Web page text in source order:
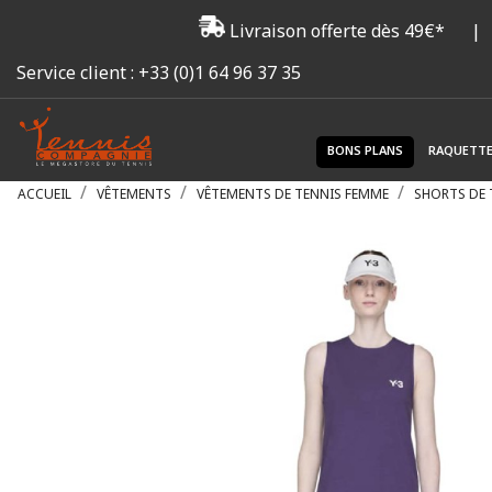
Livraison offerte dès 49€*
|
Service client : +33 (0)1 64 96 37 35
BONS PLANS
ACCUEIL VÊTEMENTS VÊTEMENTS DE TENNIS FEMME SHORTS DE